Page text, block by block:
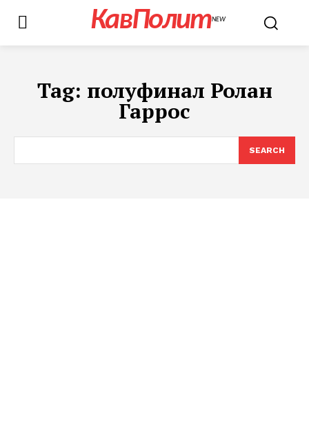
КавПолитNEW
Tag: полуфинал Ролан
Гаррос
SEARCH